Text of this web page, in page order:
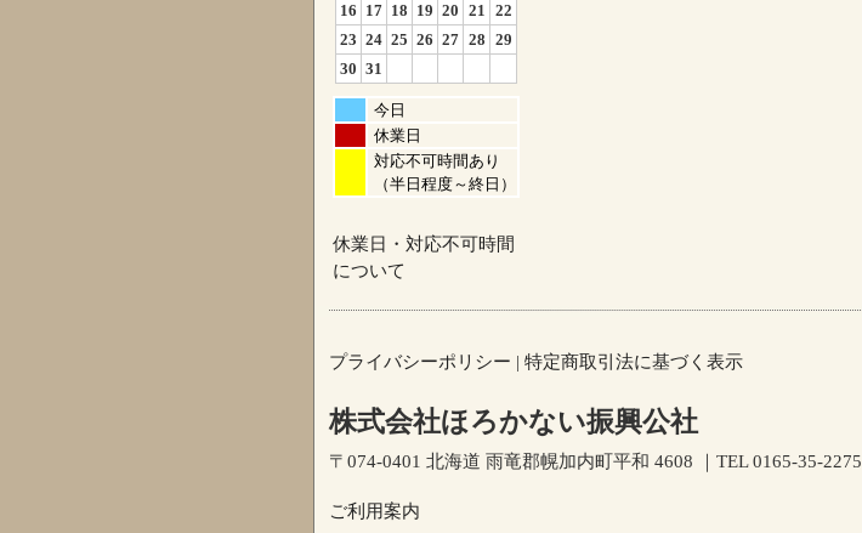
16 17 18 19 20 21 22
23 24 25 26 27 28 29
30 31
今日
休業日
対応不可時間あり
（半日程度～終日）
休業日・対応不可時間
について
プライバシーポリシー | 特定商取引法に基づく表示
株式会社ほろかない振興公社
〒074-0401 北海道 雨竜郡幌加内町平和 4608 ｜TEL 0165-35-2275
ご利用案内